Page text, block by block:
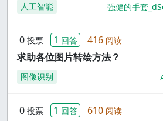
人工智能 强健的手套
0 投票 1 回答 416 阅读
求助各位图片转绘方法？
图像识别
0 投票 1 回答 610 阅读